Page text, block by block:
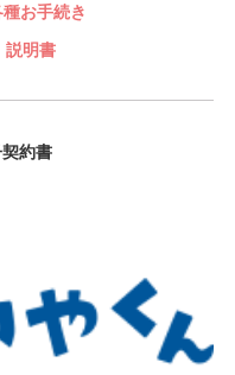
お手続き
説明書
約書